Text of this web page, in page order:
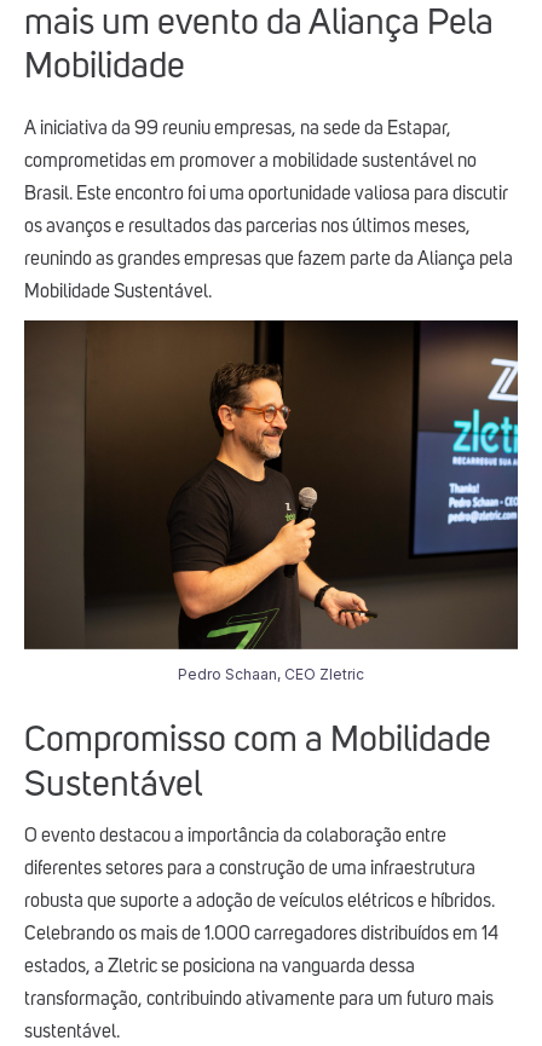
mais um evento da Aliança Pela
Mobilidade
A iniciativa da 99 reuniu empresas, na sede da Estapar,
comprometidas em promover a mobilidade sustentável no
Brasil. Este encontro foi uma oportunidade valiosa para discutir
os avanços e resultados das parcerias nos últimos meses,
reunindo as grandes empresas que fazem parte da Aliança pela
Mobilidade Sustentável.
Pedro Schaan, CEO Zletric
Compromisso com a Mobilidade
Sustentável
O evento destacou a importância da colaboração entre
diferentes setores para a construção de uma infraestrutura
robusta que suporte a adoção de veículos elétricos e híbridos.
Celebrando os mais de 1.000 carregadores distribuídos em 14
estados, a Zletric se posiciona na vanguarda dessa
transformação, contribuindo ativamente para um futuro mais
sustentável.